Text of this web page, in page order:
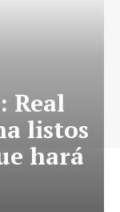
Real
listos
hará